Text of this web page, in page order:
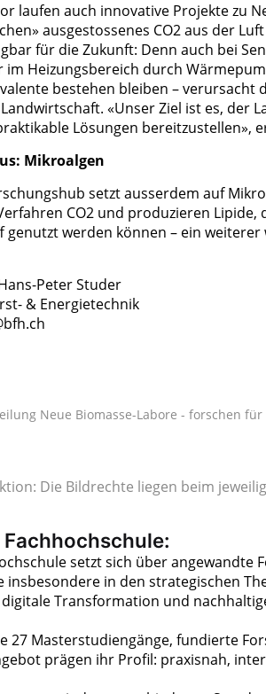
laufen auch innovative Projekte zu
ausgestossenes CO2 aus der
für die Zukunft: Denn auch bei
im Heizungsbereich durch
bestehen bleiben –
«Unser Ziel ist es, der
Lösungen bereitzustellen»,
Mikroalgen
setzt ausserdem auf
CO2 und produzieren Lipide,
genutzt werden können – ein
Peter Studer
& Energietechnik
Neue Biomasse-Labore - forschen
Die Bildrechte liegen beim
setzt sich über angewandte
insbesondere in den strategischen
Transformation und
27 Masterstudiengänge, fundierte
prägen ihr Profil: praxisnah,